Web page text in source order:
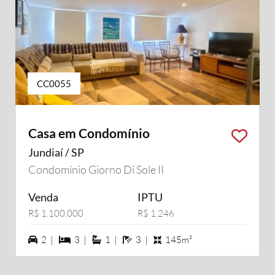
CC0055
Casa em Condomínio
Jundiaí / SP
Condomínio Giorno Di Sole II
Venda
R$ 1.100.000
IPTU
R$ 1.246
2 vagas na garagem
2 | 3 dormiórios
3 | 1 suítes
1 | 3 banheiros
3 | 145m²